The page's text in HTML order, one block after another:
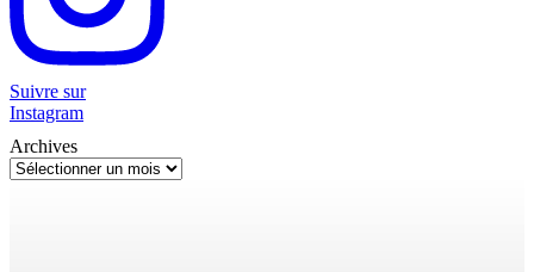
Suivre sur
Instagram
Archives